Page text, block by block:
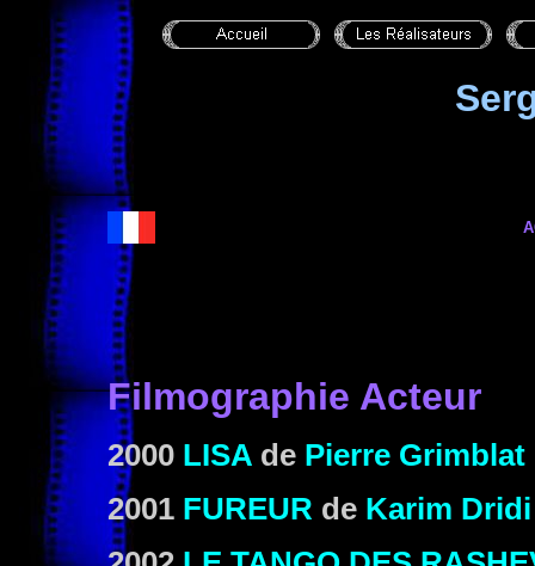
Filmographie Acteur
2000 LISA de Pierre Grimblat
2001 FUREUR de Karim Dridi